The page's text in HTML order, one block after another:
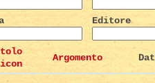
Editore
Argomento